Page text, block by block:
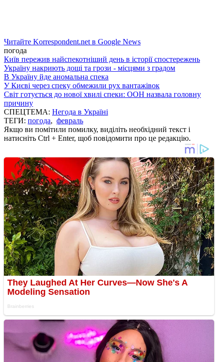
Читайте Korrespondent.net в Google News
погода
Київ пережив найспекотніший день в історії спостережень
Україну накриють дощі та грози - місцями з градом
В Україну йде аномальна спека
У Києві через спеку обмежили рух вантажівок
Світ готується до нової хвилі спеки: ООН назвала головну
причину
СПЕЦТЕМА: Негода в Україні
ТЕГИ: погода, февраль
Якщо ви помітили помилку, виділіть необхідний текст і
натисніть Ctrl + Enter, щоб повідомити про це редакцію.